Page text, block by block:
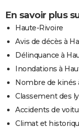
En savoir plus
Haute-Rivoire
Avis de décès à
Délinquance à
Inondations à
Nombre de kinés
Classement des
Accidents de
Climat et